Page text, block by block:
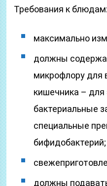
Требования к блюдам:
максимально
должны
микрофлору для
кишечника – для
бактериальные
специальные
бифидобактерий;
должны